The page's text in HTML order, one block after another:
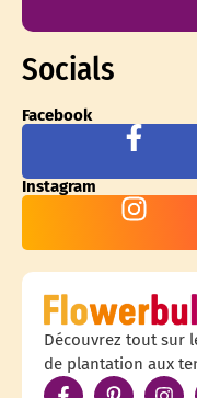
Socials
Facebook
Instagram
Découvrez tout sur
de plantation aux